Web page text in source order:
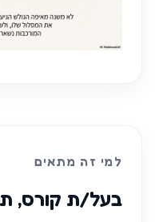
למי זה מתאים
בעל/ת קורס,